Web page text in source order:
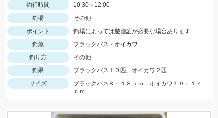
釣行時間
10:30～12:00
釣場
その他
ポイント
釣場によっては遊漁証が必要な場合あります
釣魚
ブラックバス・オイカワ
釣り方
その他
釣果
ブラックバス１０匹、オイカワ２匹
サイズ
ブラックバス８～１８ｃｍ、オイカワ１０～１４
ｃｍ